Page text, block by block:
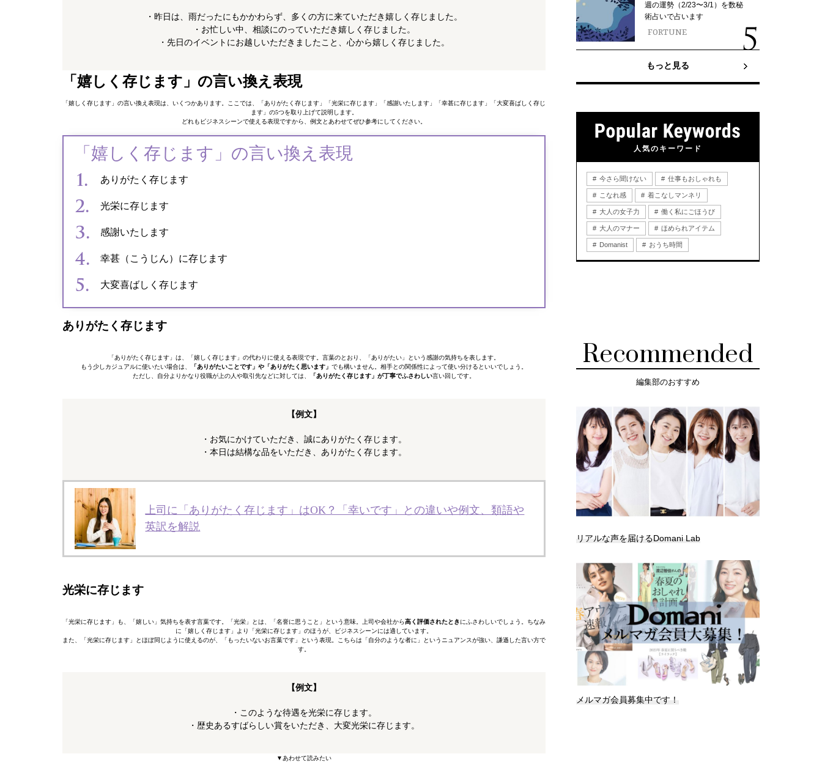
・昨日は、雨だったにもかかわらず、多くの方に来ていただき嬉しく存じました。
・お忙しい中、相談にのっていただき嬉しく存じました。
・先日のイベントにお越しいただきましたこと、心から嬉しく存じました。
「嬉しく存じます」の言い換え表現
「嬉しく存じます」の言い換え表現は、いくつかあります。ここでは、「ありがたく存じます」「光栄に存じます」「感謝いたします」「幸甚に存じます」「大変喜ばしく存じ
ます」の5つを取り上げて説明します。
どれもビジネスシーンで使える表現ですから、例文とあわせてぜひ参考にしてください。
「嬉しく存じます」の言い換え表現
ありがたく存じます
光栄に存じます
感謝いたします
幸甚（こうじん）に存じます
大変喜ばしく存じます
ありがたく存じます
「ありがたく存じます」は、「嬉しく存じます」の代わりに使える表現です。言葉のとおり、「ありがたい」という感謝の気持ちを表します。
もう少しカジュアルに使いたい場合は、
「ありがたいことです」や「ありがたく思います」 でも構いません。相手との関係性によって使い分けるといいでしょう。
ただし、自分よりかなり役職が上の人や取引先などに対しては、
「ありがたく存じます」が丁寧でふさわしい言い回しです。
【例文】
・お気にかけていただき、誠にありがたく存じます。
・本日は結構な品をいただき、ありがたく存じます。
上司に「ありがたく存じます」はOK？「幸いです」との違いや例文、類語や
英訳を解説
光栄に存じます
「光栄に存じます」も、「嬉しい」気持ちを表す言葉です。「光栄」とは、「名誉に思うこと」という意味。上司や会社から高く評価されたときにふさわしいでしょう。ちなみ
に「嬉しく存じます」より「光栄に存じます」のほうが、ビジネスシーンには適しています。
また、「光栄に存じます」とほぼ同じように使えるのが、「もったいないお言葉です」という表現。こちらは「自分のような者に」というニュアンスが強い、謙遜した言い方で
す。
【例文】
・このような待遇を光栄に存じます。
・歴史あるすばらしい賞をいただき、大変光栄に存じます。
▼あわせて読みたい
週の運勢（2/23〜3/1）を数秘
術占いで占います
FORTUNE
もっと見る
人気のキーワード
今さら聞けない 仕事もおしゃれも
こなれ感 着こなしマンネリ
大人の女子力 働く私にごほうび
大人のマナー ほめられアイテム
Domanist おうち時間
Recommended
編集部のおすすめ
リアルな声を届けるDomani Lab
メルマガ会員募集中です！